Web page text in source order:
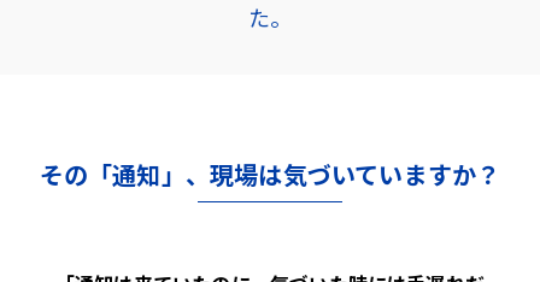
た。
その「通知」、現場は気づいていますか？